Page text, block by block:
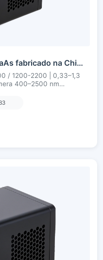
400–2500 nm | SWIR InGaAs fabricado na China | 0,33–1,3 MP | USB3 / CameraLink | Refrigerado | Câmera SWIR
/ 1200-2200 | 0,33–1,3
400–2500 nm